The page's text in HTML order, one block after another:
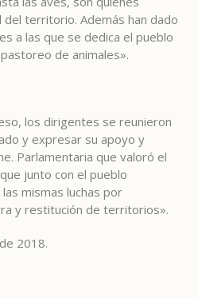
territorio. Además han dado
a las que se dedica el pueblo
de animales».
los dirigentes se reunieron
y expresar su apoyo y
Parlamentaria que valoró el
junto con el pueblo
mismas luchas por
y restitución de territorios».
2018.